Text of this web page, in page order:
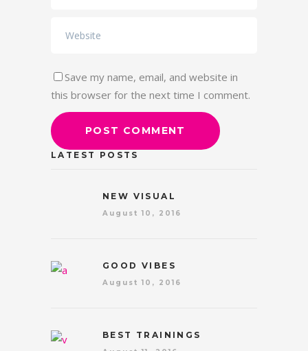
Save my name, email, and website in
this browser for the next time I comment.
LATEST POSTS
NEW VISUAL
August 10, 2016
GOOD VIBES
August 10, 2016
BEST TRAININGS